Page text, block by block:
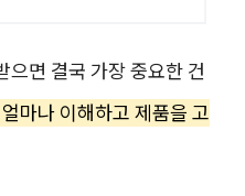
으면 결국 가장 중요한 건
마나 이해하고 제품을 고